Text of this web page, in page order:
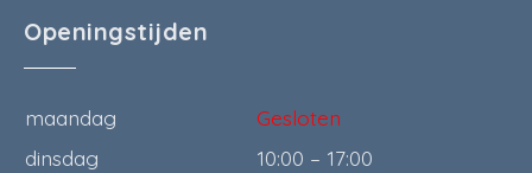
Openingstijden
maandag
Gesloten
dinsdag
10:00 – 17:00